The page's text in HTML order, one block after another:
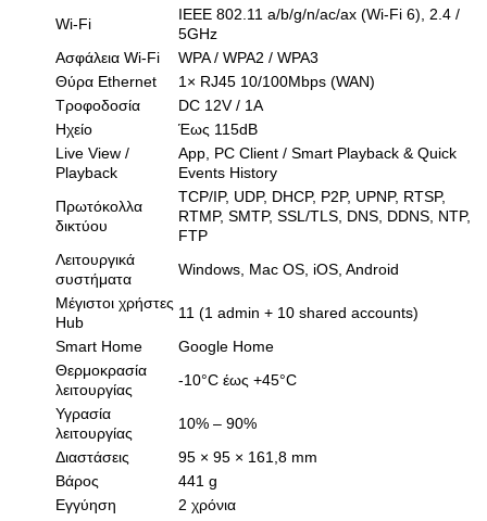
Wi-Fi
IEEE 802.11 a/b/g/n/ac/ax (Wi-Fi 6), 2.4 /
5GHz
Ασφάλεια Wi-Fi
WPA / WPA2 / WPA3
Θύρα Ethernet
1× RJ45 10/100Mbps (WAN)
Τροφοδοσία
DC 12V / 1A
Ηχείο
Έως 115dB
Live View /
Playback
App, PC Client / Smart Playback & Quick
Events History
Πρωτόκολλα
δικτύου
TCP/IP, UDP, DHCP, P2P, UPNP, RTSP,
RTMP, SMTP, SSL/TLS, DNS, DDNS, NTP,
FTP
Λειτουργικά
συστήματα
Windows, Mac OS, iOS, Android
Μέγιστοι χρήστες
Hub
11 (1 admin + 10 shared accounts)
Smart Home
Google Home
Θερμοκρασία
λειτουργίας
-10°C έως +45°C
Υγρασία
λειτουργίας
10% – 90%
Διαστάσεις
95 × 95 × 161,8 mm
Βάρος
441 g
Εγγύηση
2 χρόνια